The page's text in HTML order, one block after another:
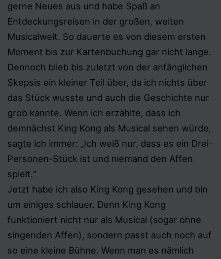
gerne Neues aus und habe Spaß an
Entdeckungsreisen in der großen, weiten
Musicalwelt. So dauerte es von diesem ersten
Moment bis zur Kartenbuchung gar nicht lange.
Dennoch blieb bis zuletzt von der anfänglichen
Skepsis ein kleiner Teil über, da ich nichts über
das Stück wusste und auch die Geschichte nur
grob kannte. Wenn ich erzählte, dass ich
demnächst King Kong als Musical sehen würde,
sagte ich immer: „Ich weiß nur, dass es ein Drei-
Personen-Stück ist und niemand den Affen
spielt.“
Jetzt habe ich also King Kong gesehen und bin
um einiges schlauer. Denn King Kong
funktioniert nicht nur als Musical (sogar ohne
singenden Affen), sondern passt auch noch auf
so eine kleine Bühne. Wenn man es nämlich